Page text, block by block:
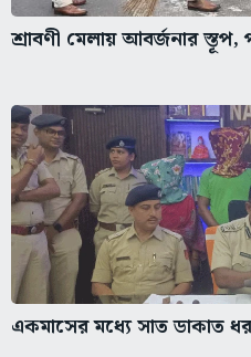
শ্রাবণী মেলায় আবর্জনার স্তূপ,
একমাসের মধ্যে সাত ডাকাত